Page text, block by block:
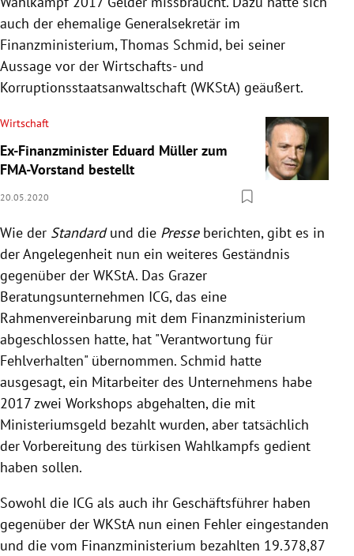
auch der ehemalige Generalsekretär im
Finanzministerium, Thomas Schmid, bei seiner
Aussage vor der Wirtschafts- und
Korruptionsstaatsanwaltschaft (WKStA) geäußert.
Wirtschaft
Ex-Finanzminister Eduard Müller zum
FMA-Vorstand bestellt
20.05.2020
Wie der Standardund die Presseberichten, gibt es in
der Angelegenheit nun ein weiteres Geständnis
gegenüber der WKStA. Das Grazer
Beratungsunternehmen ICG, das eine
Rahmenvereinbarung mit dem Finanzministerium
abgeschlossen hatte, hat "Verantwortung für
Fehlverhalten" übernommen. Schmid hatte
ausgesagt, ein Mitarbeiter des Unternehmens habe
2017 zwei Workshops abgehalten, die mit
Ministeriumsgeld bezahlt wurden, aber tatsächlich
der Vorbereitung des türkisen Wahlkampfs gedient
haben sollen.
Sowohl die ICG als auch ihr Geschäftsführer haben
gegenüber der WKStA nun einen Fehler eingestanden
und die vom Finanzministerium bezahlten 19.378,87